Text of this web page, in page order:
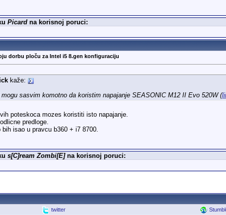
Picardna korisnoj poruci:
dorbu ploču za Intel i5 8.gen konfiguraciju
kaže:
mogu sasvim komotno da koristim napajanje SEASONIC M12 II Evo 520W (
poteskoca mozes koristiti isto napajanje.
predloge.
bih isao u pravcu b360 + i7 8700.
s[C]ream Zombi[E]na korisnoj poruci:
twitter